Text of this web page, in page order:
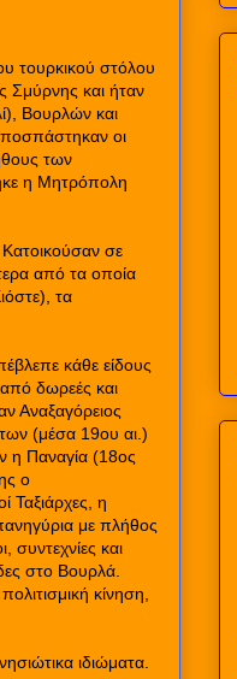
τουρκικού στόλου
Σμύρνης και ήταν
Βουρλών και
οι
των
η Μητρόπολη
σε
από τα οποία
τα
κάθε είδους
από δωρεές και
Αναξαγόρειος
(μέσα 19ου αι.)
η Παναγία (18ος
ο
Ταξιάρχες, η
με πλήθος
και
στο Βουρλά.
κίνηση,
ιδιώματα.